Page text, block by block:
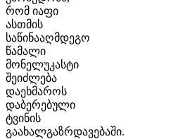
რომ იაფი
ასთმის
საწინააღმდეგო
წამალი
მონელუკასტი
შეიძლება
დაეხმაროს
დაბერებული
ტვინის
გაახალგაზრდავებაში.